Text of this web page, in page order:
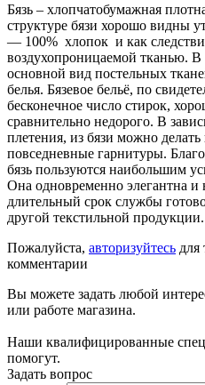
Бязь – хлопчатобумажная
структуре бязи хорошо видны
― 100% хлопок и как
воздухопроницаемой тканью. В
основной вид постельных
белья. Бязевое бельё, по
бесконечное число стирок,
сравнительно недорого. В
плетения, из бязи можно
повседневные гарнитуры.
бязь пользуются наибольшим
Она одновременно элегантна и
длительный срок службы
другой текстильной
Пожалуйста, авторизуйтесь для
комментарии
Вы можете задать любой
или работе магазина.
Наши квалифицированные
помогут.
Задать вопрос